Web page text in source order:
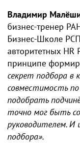
Владимир
бизнес-тренер
Бизнес-Школе
авторитетных HR
принципе
секрет подбора в
совместимость
подобрать
точно мог быть
руководителем. И
подбора».